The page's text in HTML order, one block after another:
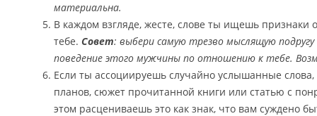
материальна.
В каждом взгляде, жесте, слове ты ищешь признаки
тебе. Совет: выбери самую трезво мыслящую
поведение этого мужчины по отношению к тебе.
Если ты ассоциируешь случайно услышанные
планов, сюжет прочитанной книги или статью с
этом расцениваешь это как знак, что вам суждено